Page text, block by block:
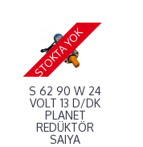
STOKTA YOK
S 62 90 W 24
VOLT 13 D/DK
PLANET
REDÜKTÖR
SAIYA